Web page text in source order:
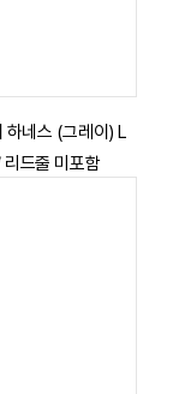
하네스 (그레이) L
리드줄 미포함